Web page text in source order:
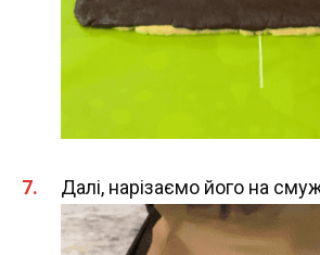
Далі, нарізаємо його на